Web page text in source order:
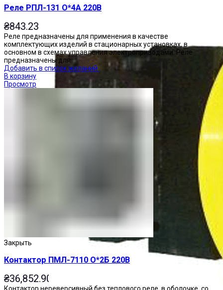
Реле РПЛ-131 О*4А 220В
₴843.23
Реле предназначены для применения в качестве
комплектующих изделий в стационарных установках, в
основном в схемах управления электроприводами. Реле
предназначены для
Добавить в список желаний
В корзину
Просмотр
Закрыть
Контактор ПМЛ-7110 О*2Б 220В
₴36,852.90